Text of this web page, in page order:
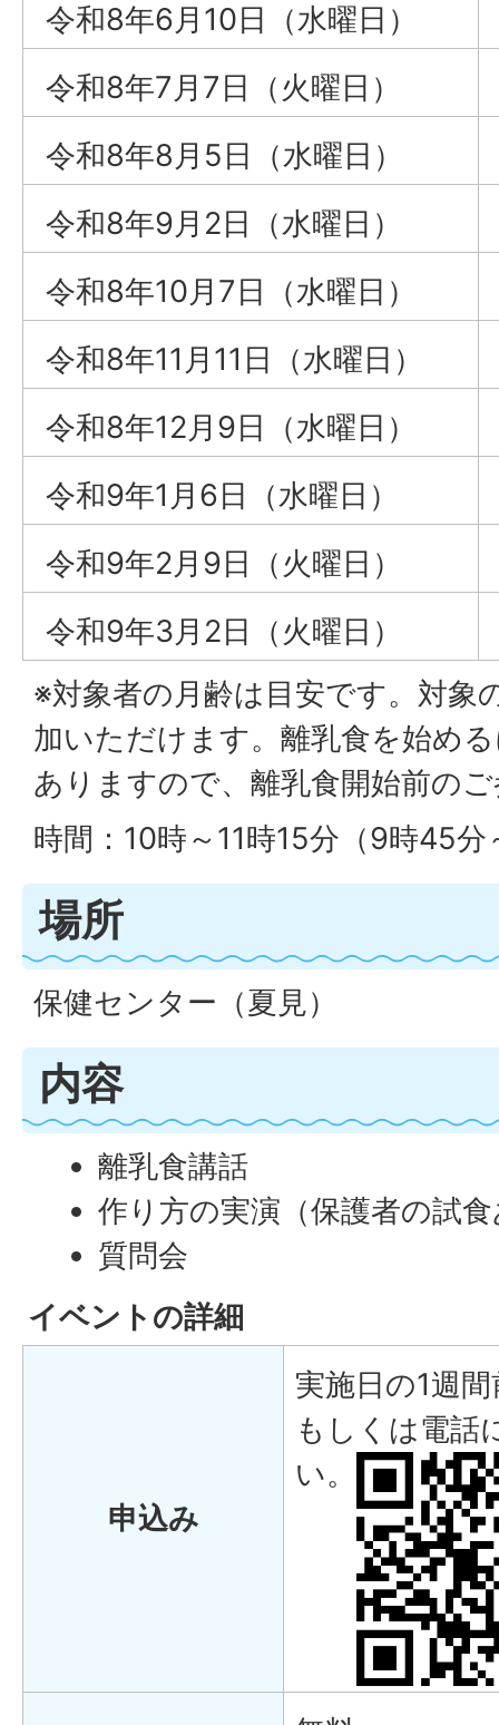
令和8年6月10日（水曜日）
令和8年7月7日（火曜日）
令和8年8月5日（水曜日）
令和8年9月2日（水曜日）
令和8年10月7日（水曜日）
令和8年11月11日（水曜日）
令和8年12月9日（水曜日）
令和9年1月6日（水曜日）
令和9年2月9日（火曜日）
令和9年3月2日（火曜日）
※対象者の月齢は目安です。対象
加いただけます。離乳食を始め
ありますので、離乳食開始前の
時間：10時～11時15分（9時45分
場所
保健センター（夏見）
内容
離乳食講話
作り方の実演（保護者の試
質問会
イベントの詳細
申込み
実施日の1週
もしくは電話
い。